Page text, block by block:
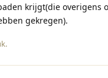
krijgt(die overigens
gekregen).
.